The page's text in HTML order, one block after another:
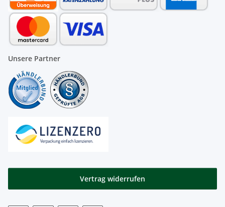
Unsere Partner
Vertrag widerrufen